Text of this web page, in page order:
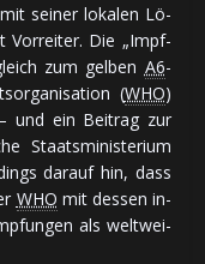
sei­ner lo­ka­len Lö­
Vor­rei­ter. Die „Impf­
zum gel­ben A6-
(WHO)
und ein Bei­trag zur
Staats­mi­nis­te­rium
darauf hin, dass
WHO mit des­sen in­
als welt­wei­